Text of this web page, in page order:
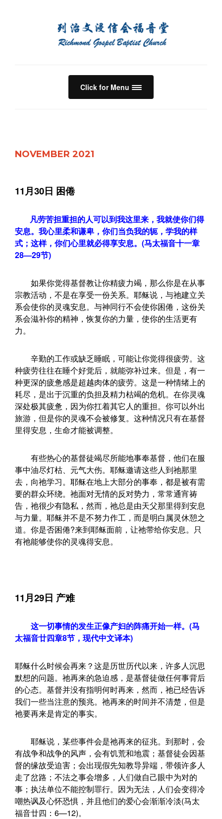
Click for Menu
NOVEMBER 2021
11月30日 困倦
凡劳苦担重担的人可以到我这里来，我就使你们得
安息。我心里柔和谦卑，你们当负我的轭，学我的样
式；这样，你们心里就必得享安息。(马太福音十一章
28—29节)
如果你觉得基督教让你精疲力竭，那么你是在从事
宗教活动，不是在享受一份关系。耶稣说，与祂建立关
系会使你的灵魂安息。与神同行不会使你困倦，这份关
系会滋补你的精神，恢复你的力量，使你的生活更有
力。
辛勤的工作或缺乏睡眠，可能让你觉得很疲劳。这
种疲劳往往在睡个好觉后，就能弥补过来。但是，有一
种更深的疲惫感是超越肉体的疲劳。这是一种情绪上的
耗尽，是出于沉重的负担及精力枯竭的危机。在你灵魂
深处极其疲惫，因为你扛着其它人的重担。你可以外出
旅游，但是你的灵魂不会被修复。这种情况只有在基督
里得安息，生命才能被调整。
有些热心的基督徒竭尽所能地事奉基督，他们在服
事中油尽灯枯、元气大伤。耶稣邀请这些人到祂那里
去，向祂学习。耶稣在地上大部分的事奉，都是被有需
要的群众环绕。祂面对无情的反对势力，常常通宵祷
告，祂很少有隐私，然而，祂总是由天父那里得到安息
与力量。耶稣并不是不努力作工，而是明白属灵休憩之
道。你是否困倦?来到耶稣面前，让祂带给你安息。只
有祂能够使你的灵魂得安息。
11月29日 产难
这一切事情的发生正像产妇的阵痛开始一样。(马
太福音廿四章8节，现代中文译本)
耶稣什么时候会再来？这是历世历代以来，许多人沉思
默想的问题。祂再来的急迫感，是基督徒做任何事背后
的心态。基督并没有指明何时再来，然而，祂已经告诉
我们一些当注意的预兆。祂再来的时间并不清楚，但是
祂要再来是肯定的事实。
耶稣说，某些事件会是祂再来的征兆。到那时，会
有战争和战争的风声，会有饥荒和地震；基督徒会因基
督的缘故受迫害；会出现假先知教导异端，带领许多人
走了岔路；不法之事会增多，人们做自己眼中为对的
事；执法单位不能控制罪行。因为无法，人们会变得冷
嘲热讽及心怀恐惧，并且他们的爱心会渐渐冷淡(马太
福音廿四：6—12)。